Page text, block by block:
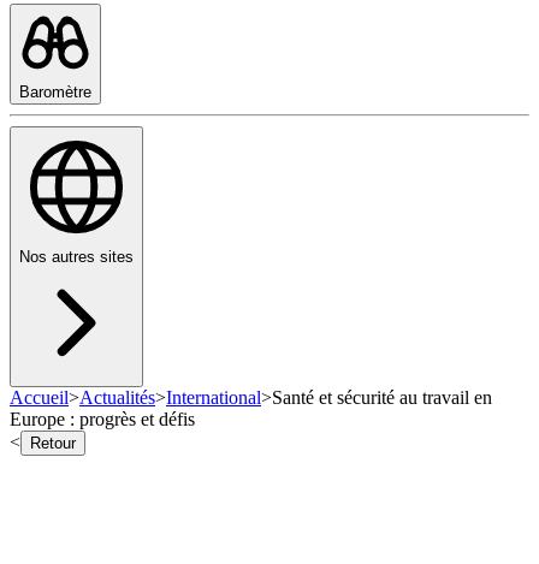
Baromètre
Nos autres sites
Accueil>Actualités>International>Santé et sécurité au travail en
Europe : progrès et défis
<
Retour